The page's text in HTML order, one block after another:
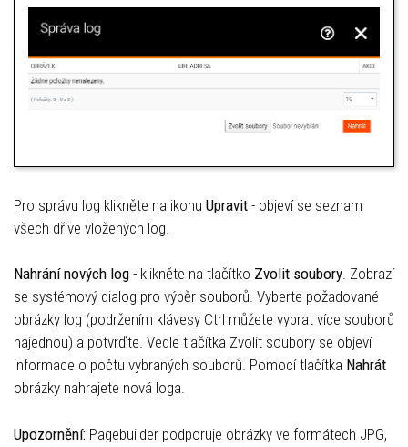
Pro správu log klikněte na ikonu Upravit - objeví se seznam
všech dříve vložených log.
Nahrání nových log - klikněte na tlačítko Zvolit soubory. Zobrazí
se systémový dialog pro výběr souborů. Vyberte požadované
obrázky log (podržením klávesy Ctrl můžete vybrat více souborů
najednou) a potvrďte. Vedle tlačítka Zvolit soubory se objeví
informace o počtu vybraných souborů. Pomocí tlačítka Nahrát
obrázky nahrajete nová loga.
Upozornění: Pagebuilder podporuje obrázky ve formátech JPG,